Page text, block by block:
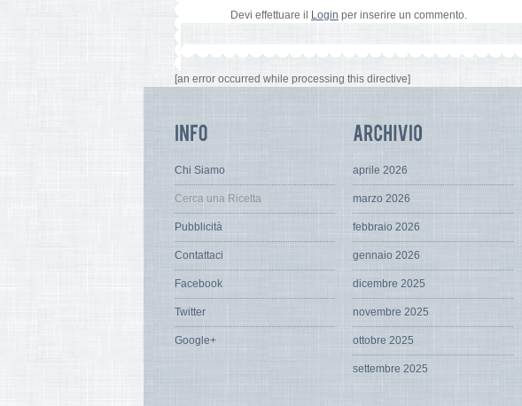
Devi effettuare il Login per inserire un commento.
[an error occurred while processing this directive]
Chi Siamo
Cerca una Ricetta
Pubblicità
Contattaci
Facebook
Twitter
Google+
aprile 2026
marzo 2026
febbraio 2026
gennaio 2026
dicembre 2025
novembre 2025
ottobre 2025
settembre 2025